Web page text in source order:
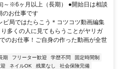
～※6ヶ月以上（長期） ●開始日は相談
のお仕事です
ビ局ではたらこう＊コツコツ動画編集
多くの人に見てもらうことがヤリガ
のお仕事！ご自身の作った動画が全世
期 フリーター歓迎 学歴不問
固定時間制
ネイルOK 残業なし
社会保険完備